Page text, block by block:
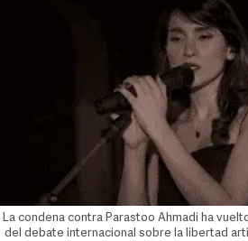
La condena contra Parastoo Ahmadi ha
del debate internacional sobre la libertad